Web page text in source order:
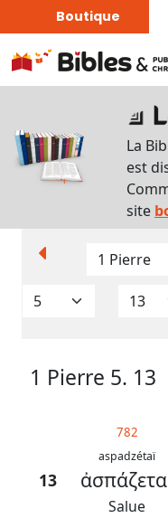
Boutique
La
est
site
1 Pierre 5. 13
13
782
aspadzétaï
Salue
d’affichage
Par
verset
Translittérations
Analyse
Abréviations
grammaticales